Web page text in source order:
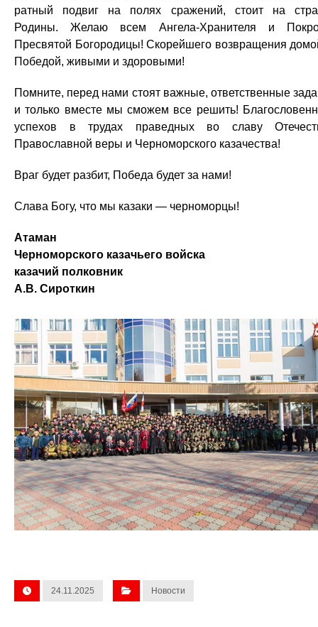
ратный подвиг на полях сражений, стоит на
Родины. Желаю всем Ангела-Хранителя и
Пресвятой Богородицы! Скорейшего возвращения
Победой, живыми и здоровыми!
Помните, перед нами стоят важные, ответственные
и только вместе мы сможем все решить!
успехов в трудах праведных во славу
Православной веры и Черноморского казачества!
Враг будет разбит, Победа будет за нами!
Слава Богу, что мы казаки — черноморцы!
Атаман
Черноморского казачьего войска
казачий полковник
А.В. Сироткин
24.11.2025 Новости